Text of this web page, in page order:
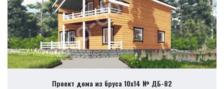
Проект дома из бруса 10х14 № ДБ-82